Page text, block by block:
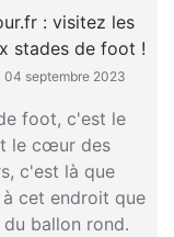
: visitez les
stades de foot !
04 septembre 2023
foot, c'est le
le cœur des
c'est là que
cet endroit que
ballon rond.